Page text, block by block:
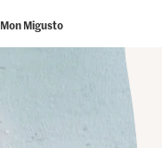
Mon Migusto